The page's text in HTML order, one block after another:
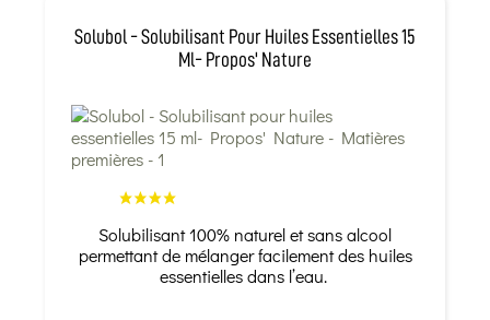
Solubol - Solubilisant Pour Huiles Essentielles 15
Ml- Propos' Nature
Solubilisant 100% naturel et sans alcool
permettant de mélanger facilement des huiles
essentielles dans l’eau.